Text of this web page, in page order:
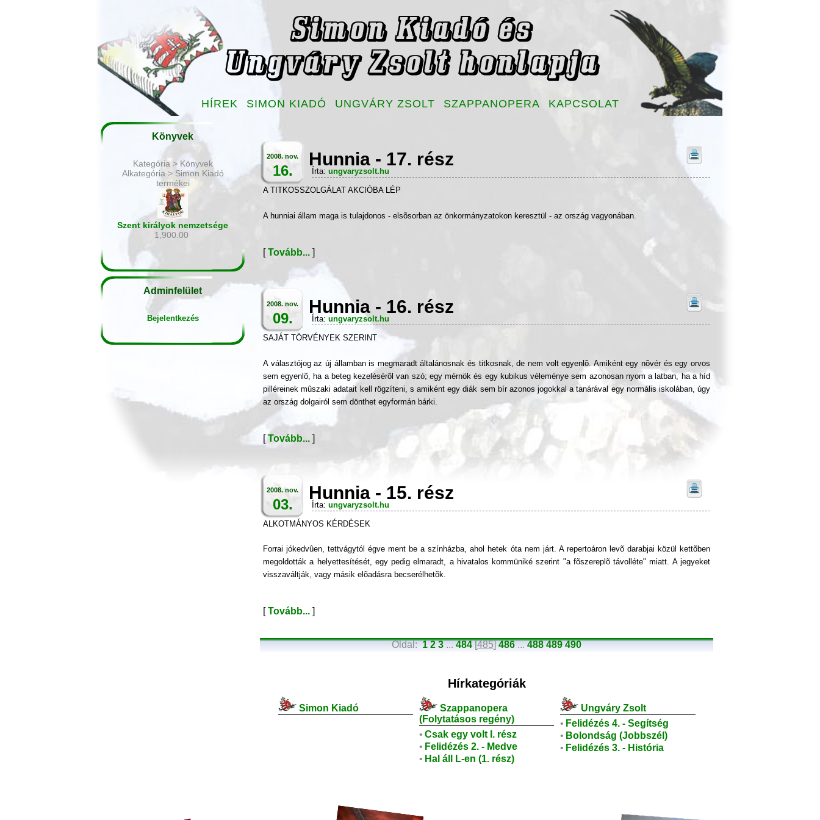
HÍREK SIMON KIADÓ UNGVÁRY ZSOLT SZAPPANOPERA KAPCSOLAT
Könyvek
Kategória > Könyvek
Alkategória > Simon Kiadó
termékei
Szent királyok nemzetsége
1,900.00
Adminfelület
Bejelentkezés
2008. nov.
16.
Hunnia - 17. rész
Írta: ungvaryzsolt.hu
A TITKOSSZOLGÁLAT AKCIÓBA LÉP
A hunniai állam maga is tulajdonos - elsõsorban az önkormányzatokon keresztül - az ország vagyonában.
[Tovább... ]
2008. nov.
09.
Hunnia - 16. rész
Írta: ungvaryzsolt.hu
SAJÁT TÖRVÉNYEK SZERINT
A választójog az új államban is megmaradt általánosnak és titkosnak, de nem volt egyenlõ. Amiként egy nõvér és egy orvos
sem egyenlõ, ha a beteg kezelésérõl van szó; egy mérnök és egy kubikus véleménye sem azonosan nyom a latban, ha a híd
pilléreinek mûszaki adatait kell rögzíteni, s amiként egy diák sem bír azonos jogokkal a tanárával egy normális iskolában, úgy
az ország dolgairól sem dönthet egyformán bárki.
[Tovább... ]
2008. nov.
03.
Hunnia - 15. rész
Írta: ungvaryzsolt.hu
ALKOTMÁNYOS KÉRDÉSEK
Forrai jókedvûen, tettvágytól égve ment be a színházba, ahol hetek óta nem járt. A repertoáron levõ darabjai közül kettõben
megoldották a helyettesítését, egy pedig elmaradt, a hivatalos kommüniké szerint "a fõszereplõ távolléte" miatt. A jegyeket
visszaváltják, vagy másik elõadásra becserélhetõk.
[Tovább... ]
Oldal:1 2 3...484[485]486...488 489 490
Hírkategóriák
Simon Kiadó
Szappanopera
(Folytatásos regény)
• Csak egy volt I. rész
• Felidézés 2. - Medve
• Hal áll L-en (1. rész)
Ungváry Zsolt
• Felidézés 4. - Segítség
• Bolondság (Jobbszél)
• Felidézés 3. - História